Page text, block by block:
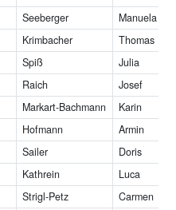
Seeberger
Manuela
Krimbacher
Thomas
Spiß
Julia
Raich
Josef
Markart-Bachmann
Karin
Hofmann
Armin
Sailer
Doris
Kathrein
Luca
Strigl-Petz
Carmen